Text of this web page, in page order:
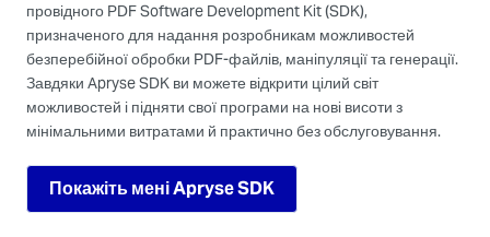
провідного PDF Software Development Kit (SDK),
призначеного для надання розробникам можливостей
безперебійної обробки PDF-файлів, маніпуляції та генерації.
Завдяки Apryse SDK ви можете відкрити цілий світ
можливостей і підняти свої програми на нові висоти з
мінімальними витратами й практично без обслуговування.
Покажіть мені Apryse SDK